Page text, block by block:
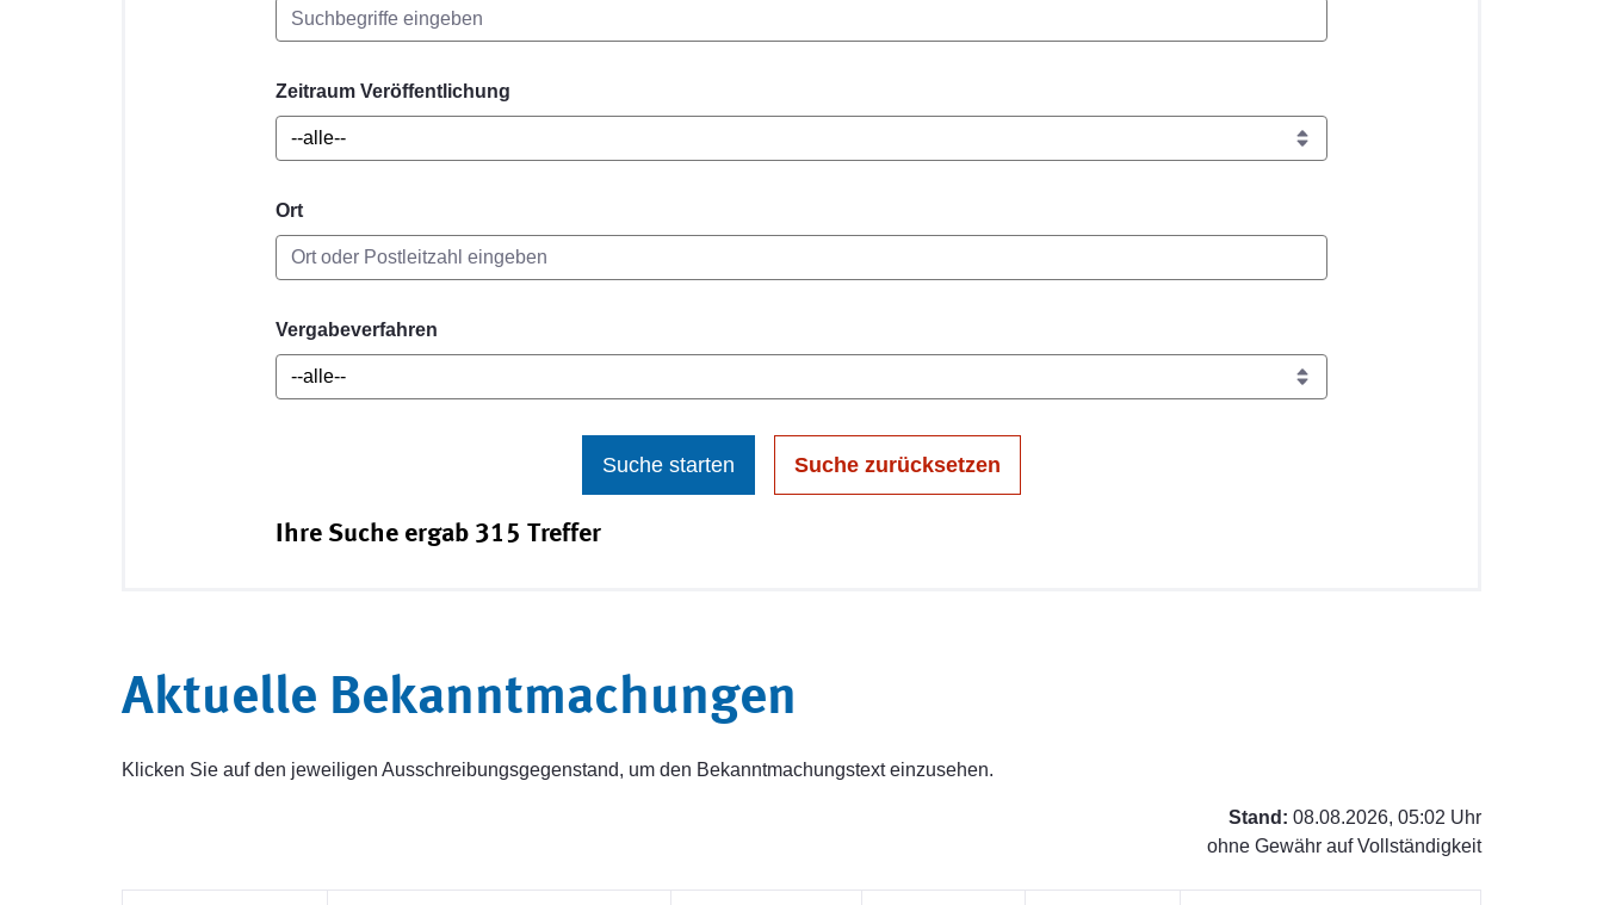
Zeitraum Veröffentlichung
Ort
Vergabeverfahren
Suche starten Suche zurücksetzen
Ihre Suche ergab 315 Treffer
Aktuelle Bekanntmachungen
Klicken Sie auf den jeweiligen Ausschreibungsgegenstand, um den Bekanntmachungstext einzusehen.
Stand: 08.08.2026, 05:02 Uhr
ohne Gewähr auf Vollständigkeit